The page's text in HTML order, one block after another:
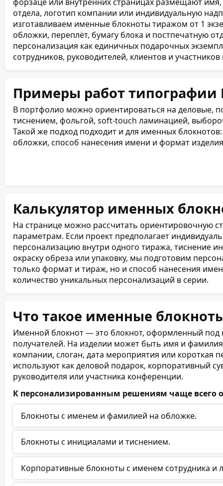
68 (34 листа)
70 (35 листов)
74 (37 листов)
76 (38 листов)
78 (39 листов)
86 (43 листа)
88 (44 листа)
90 (45 листов)
94 (47 листов)
96 (48 листов)
98 (49 листов)
100 (50 листов)
102 (51 лист)
104 (52 листа)
106 (53 листа)
отдела, логотип компании или индивидуальную
изготавливаем именные блокноты тиражом от 1
обложки, переплёт, бумагу блока и постпечатную
персонализация как единичных подарочных
сотрудников, руководителей, клиентов и
Примеры работ типографии
В портфолио можно ориентироваться на деловые,
тиснением, фольгой, soft-touch ламинацией,
Такой же подход подходит и для именных
обложки, способ нанесения имени и формат
Калькулятор именных
На странице можно рассчитать ориентировочную
параметрам. Если проект предполагает
персонализацию внутри одного тиража, тиснение
окраску обреза или упаковку, мы подготовим
только формат и тираж, но и способ нанесения
количество уникальных персонализаций в серии.
Что такое именные
Именной блокнот — это блокнот, оформленный под
получателей. На изделии может быть имя и
компании, слоган, дата мероприятия или короткая
используют как деловой подарок, корпоративный
руководителя или участника конференции.
К персонализированным решениям чаще всего
Блокноты с именем и фамилией на обложке.
Блокноты с инициалами и тиснением.
Корпоративные блокноты с именем сотрудника и